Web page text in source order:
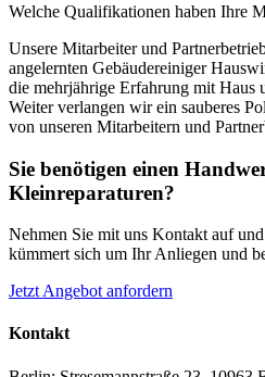
Welche Qualifikationen haben Ihre
Unsere Mitarbeiter und
angelernten Gebäudereiniger
die mehrjährige Erfahrung mit Haus
Weiter verlangen wir ein sauberes
von unseren Mitarbeitern und
Sie benötigen einen
Kleinreparaturen?
Nehmen Sie mit uns Kontakt auf
kümmert sich um Ihr Anliegen und
Jetzt Angebot anfordern
Kontakt